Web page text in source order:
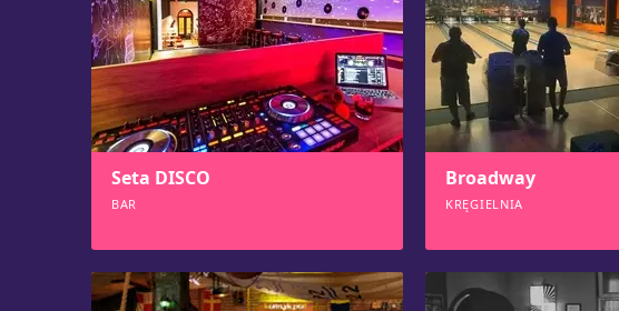
Seta DISCO
BAR
Broadway
KRĘGIELNIA